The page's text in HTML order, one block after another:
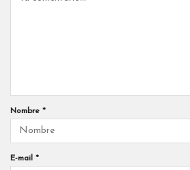
Nombre *
E-mail *